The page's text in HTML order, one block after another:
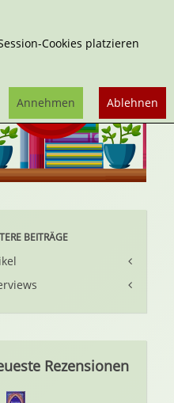
BEITRÄGE
Rezensionen
Cookies platzieren
Ablehnen
Annehmen